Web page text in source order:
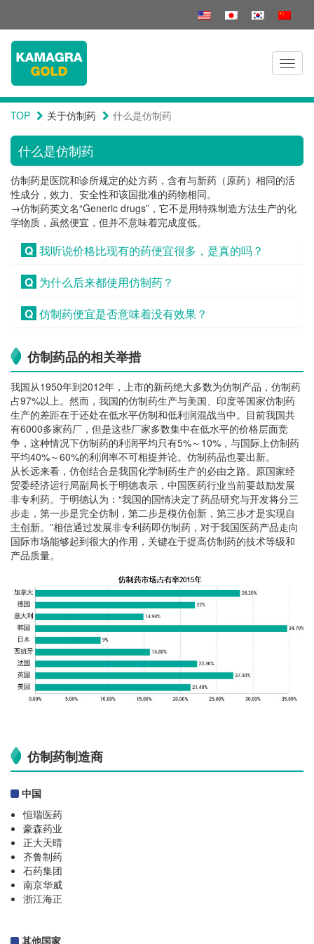
TOP 关于仿制药 什么是仿制药
什么是仿制药
仿制药是医院和诊所规定的处方药，含有与新药（原药）相同的活
性成分，效力、安全性和该国批准的药物相同。
→仿制药英文名“Generic drugs”，它不是用特殊制造方法生产的化
学物质，虽然便宜，但并不意味着完成度低。
Q 我听说价格比现有的药便宜很多，是真的吗？
Q 为什么后来都使用仿制药？
Q 仿制药便宜是否意味着没有效果？
仿制药品的相关举措
我国从1950年到2012年，上市的新药绝大多数为仿制产品，仿制药
占97%以上。然而，我国的仿制药生产与美国、印度等国家仿制药
生产的差距在于还处在低水平仿制和低利润混战当中。目前我国共
有6000多家药厂，但是这些厂家多数集中在低水平的价格层面竞
争，这种情况下仿制药的利润平均只有5%～10%，与国际上仿制药
平均40%～60%的利润率不可相提并论。仿制药品也要出新。
从长远来看，仿创结合是我国化学制药生产的必由之路。原国家经
贸委经济运行局副局长于明德表示，中国医药行业当前要鼓励发展
非专利药。于明德认为：“我国的国情决定了药品研究与开发将分三
步走，第一步是完全仿制，第二步是模仿创新，第三步才是实现自
主创新。”相信通过发展非专利药即仿制药，对于我国医药产品走向
国际市场能够起到很大的作用，关键在于提高仿制药的技术等级和
产品质量。
仿制药制造商
中国
恒瑞医药
豪森药业
正大天晴
齐鲁制药
石药集团
南京华威
浙江海正
其他国家